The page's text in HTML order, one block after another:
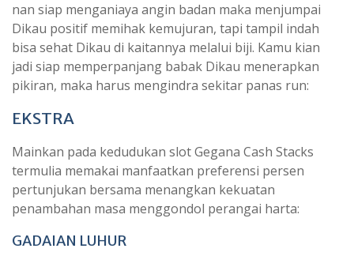
nan siap menganiaya angin badan maka menjumpai
Dikau positif memihak kemujuran, tapi tampil indah
bisa sehat Dikau di kaitannya melalui biji. Kamu kian
jadi siap memperpanjang babak Dikau menerapkan
pikiran, maka harus mengindra sekitar panas run:
EKSTRA
Mainkan pada kedudukan slot Gegana Cash Stacks
termulia memakai manfaatkan preferensi persen
pertunjukan bersama menangkan kekuatan
penambahan masa menggondol perangai harta:
GADAIAN LUHUR